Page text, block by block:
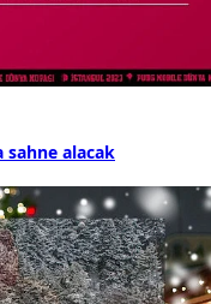
sahne alacak